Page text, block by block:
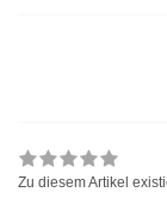
Zu diesem Artikel